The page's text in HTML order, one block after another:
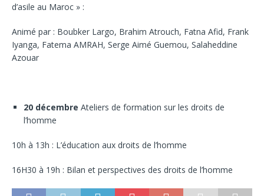
d’asile au Maroc » :
Animé par : Boubker Largo, Brahim Atrouch, Fatna Afid, Frank
Iyanga, Fatema AMRAH, Serge Aimé Guemou, Salaheddine
Azouar
20 décembre Ateliers de formation sur les droits de
l’homme
10h à 13h : L’éducation aux droits de l’homme
16H30 à 19h : Bilan et perspectives des droits de l’homme